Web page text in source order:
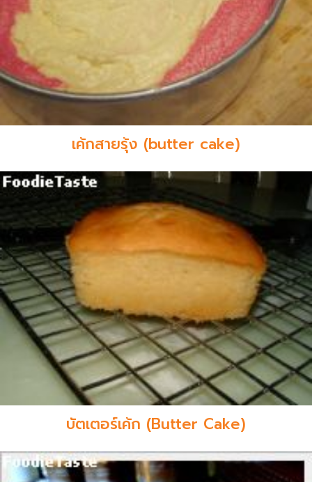
เค้กสายรุ้ง (butter cake)
บัตเตอร์เค้ก (Butter Cake)